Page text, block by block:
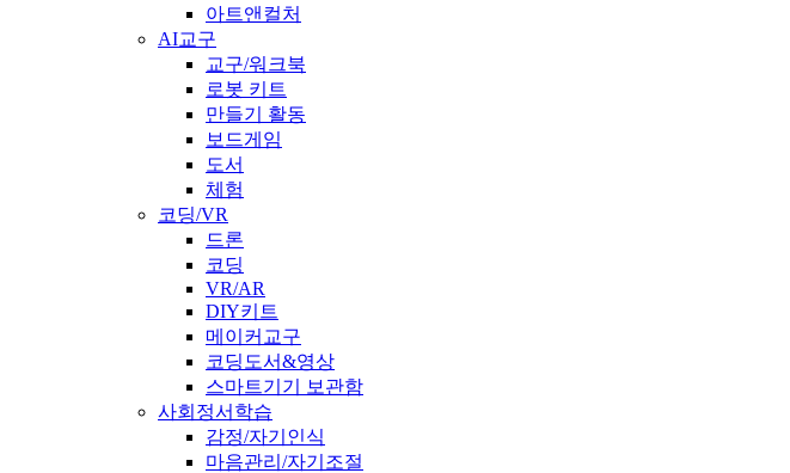
아트앤컬처
AI교구
교구/워크북
로봇 키트
만들기 활동
보드게임
도서
체험
코딩/VR
드론
코딩
VR/AR
DIY키트
메이커교구
코딩도서&영상
스마트기기 보관함
사회정서학습
감정/자기인식
마음관리/자기조절